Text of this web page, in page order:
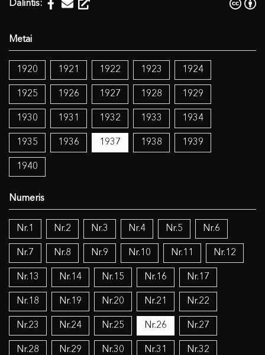
Dalintis:
1920 1921 1922 1923 1924
1925 1926 1927 1928 1929
1930 1931 1932 1933 1934
1935 1936 1937 1938 1939
1940
Nr.1 Nr.2 Nr.3 Nr.4 Nr.5 Nr.6
Nr.7 Nr.8 Nr.9 Nr.10 Nr.11 Nr.12
Nr.13 Nr.14 Nr.15 Nr.16 Nr.17
Nr.18 Nr.19 Nr.20 Nr.21 Nr.22
Nr.23 Nr.24 Nr.25 Nr.26 Nr.27
Nr.28 Nr.29 Nr.30 Nr.31 Nr.32